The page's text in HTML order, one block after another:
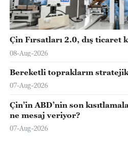
Çin Fırsatları 2.0, dış ticaret
08-Aug-2026
Bereketli toprakların
07-Aug-2026
Çin’in ABD’nin son
ne mesaj veriyor?
07-Aug-2026